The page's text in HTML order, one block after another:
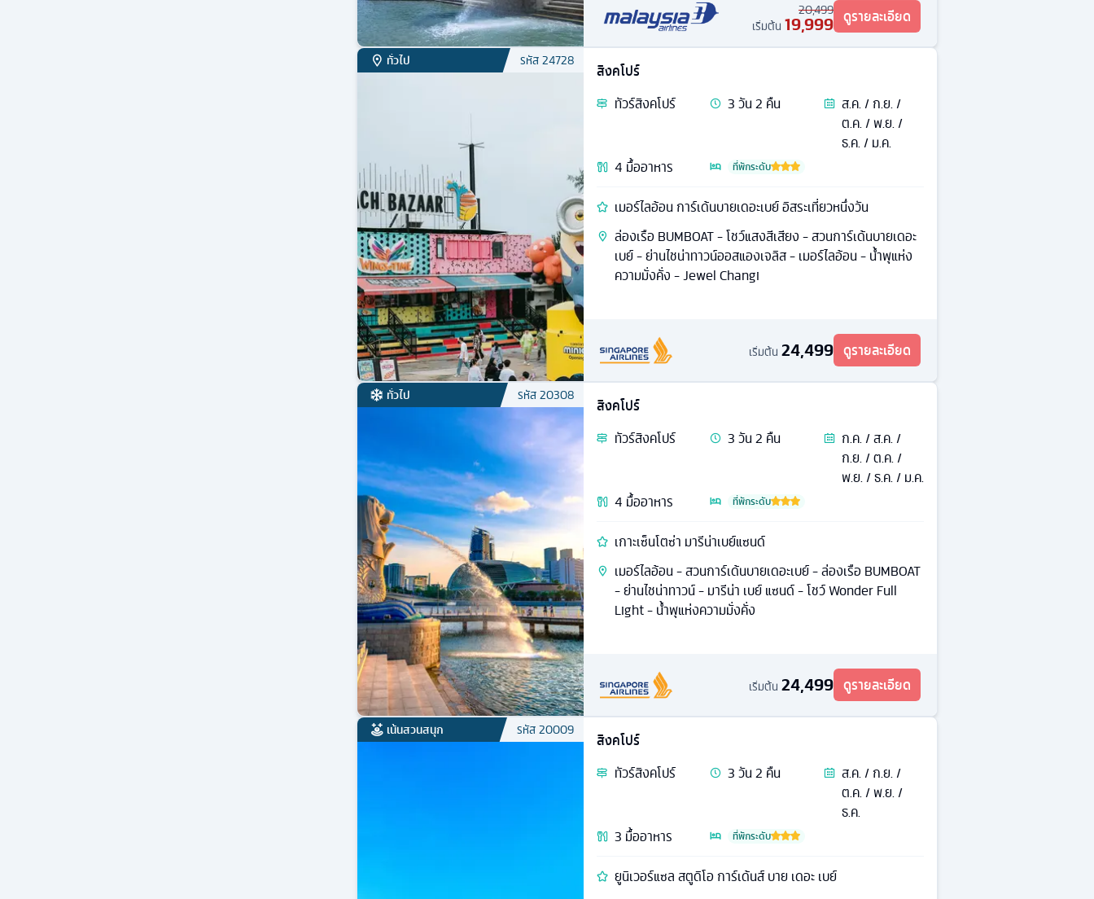
20,499
เริ่มต้น 19,999 ดูรายละเอียด
ทั่วไป รหัส24728
สิงคโปร์
ทัวร์สิงคโปร์ 3วัน2 คืน
ส.ค. / ก.ย. /
ต.ค. / พ.ย. /
ธ.ค. / ม.ค.
4 มื้ออาหาร ที่พักระดับ
เมอร์ไลอ้อน การ์เด้นบายเดอะเบย์ อิสระเที่ยวหนึ่งวัน
ล่องเรือ BUMBOAT - โชว์แสงสีเสียง - สวนการ์เด้นบายเดอะ
เบย์ - ย่านไชน่าทาวน์ออสแองเจลิส - เมอร์ไลอ้อน - นํ้าพุแห่ง
ความมั่งคั่ง - Jewel Changi
เริ่มต้น 24,499 ดูรายละเอียด
ทั่วไป รหัส20308
สิงคโปร์
ทัวร์สิงคโปร์ 3วัน2 คืน
ก.ค. / ส.ค. /
ก.ย. / ต.ค. /
พ.ย. / ธ.ค. / ม.ค.
4 มื้ออาหาร ที่พักระดับ
เกาะเซ็นโตซ่า มารีน่าเบย์แซนด์
เมอร์ไลอ้อน - สวนการ์เด้นบายเดอะเบย์ - ล่องเรือ BUMBOAT
- ย่านไชน่าทาวน์ - มารีน่า เบย์ แซนด์ - โชว์ Wonder Full
Light - นํ้าพุแห่งความมั่งคั่ง
เริ่มต้น 24,499 ดูรายละเอียด
เน้นสวนสนุก รหัส20009
สิงคโปร์
ทัวร์สิงคโปร์ 3วัน2 คืน
ส.ค. / ก.ย. /
ต.ค. / พ.ย. /
ธ.ค.
3 มื้ออาหาร ที่พักระดับ
ยูนิเวอร์แซล สตูดิโอ การ์เด้นส์ บาย เดอะ เบย์